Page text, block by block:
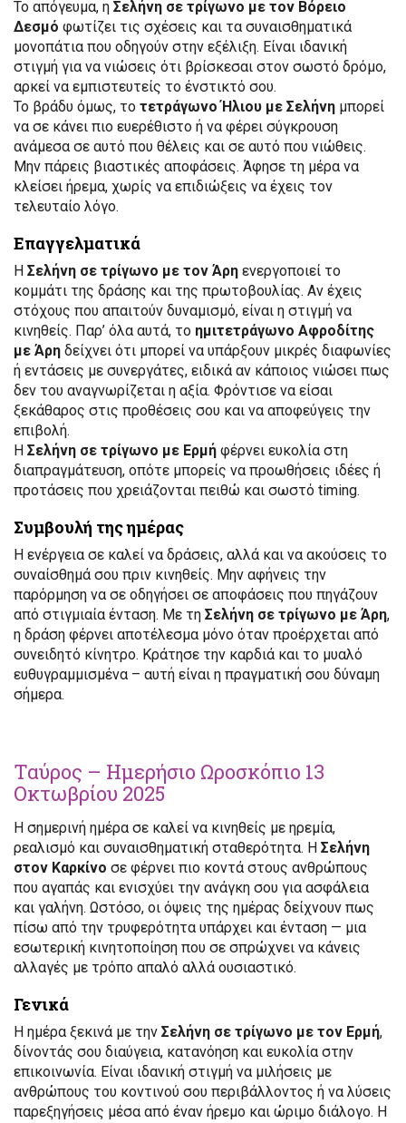
Το απόγευμα, η Σελήνη σε τρίγωνο με τον Βόρειο
Δεσμό φωτίζει τις σχέσεις και τα συναισθηματικά
μονοπάτια που οδηγούν στην εξέλιξη. Είναι ιδανική
στιγμή για να νιώσεις ότι βρίσκεσαι στον σωστό δρόμο,
αρκεί να εμπιστευτείς το ένστικτό σου.
Το βράδυ όμως, το τετράγωνο Ήλιου με Σελήνη μπορεί
να σε κάνει πιο ευερέθιστο ή να φέρει σύγκρουση
ανάμεσα σε αυτό που θέλεις και σε αυτό που νιώθεις.
Μην πάρεις βιαστικές αποφάσεις. Άφησε τη μέρα να
κλείσει ήρεμα, χωρίς να επιδιώξεις να έχεις τον
τελευταίο λόγο.
Επαγγελματικά
Η Σελήνη σε τρίγωνο με τον Άρη ενεργοποιεί το
κομμάτι της δράσης και της πρωτοβουλίας. Αν έχεις
στόχους που απαιτούν δυναμισμό, είναι η στιγμή να
κινηθείς. Παρ’ όλα αυτά, το ημιτετράγωνο Αφροδίτης
με Άρη δείχνει ότι μπορεί να υπάρξουν μικρές διαφωνίες
ή εντάσεις με συνεργάτες, ειδικά αν κάποιος νιώσει πως
δεν του αναγνωρίζεται η αξία. Φρόντισε να είσαι
ξεκάθαρος στις προθέσεις σου και να αποφεύγεις την
επιβολή.
Η Σελήνη σε τρίγωνο με Ερμή φέρνει ευκολία στη
διαπραγμάτευση, οπότε μπορείς να προωθήσεις ιδέες ή
προτάσεις που χρειάζονται πειθώ και σωστό timing.
Συμβουλή της ημέρας
Η ενέργεια σε καλεί να δράσεις, αλλά και να ακούσεις το
συναίσθημά σου πριν κινηθείς. Μην αφήνεις την
παρόρμηση να σε οδηγήσει σε αποφάσεις που πηγάζουν
από στιγμιαία ένταση. Με τη Σελήνη σε τρίγωνο με Άρη,
η δράση φέρνει αποτέλεσμα μόνο όταν προέρχεται από
συνειδητό κίνητρο. Κράτησε την καρδιά και το μυαλό
ευθυγραμμισμένα – αυτή είναι η πραγματική σου δύναμη
σήμερα.
Ταύρος – Ημερήσιο Ωροσκόπιο 13
Οκτωβρίου 2025
Η σημερινή ημέρα σε καλεί να κινηθείς με ηρεμία,
ρεαλισμό και συναισθηματική σταθερότητα. Η Σελήνη
στον Καρκίνο σε φέρνει πιο κοντά στους ανθρώπους
που αγαπάς και ενισχύει την ανάγκη σου για ασφάλεια
και γαλήνη. Ωστόσο, οι όψεις της ημέρας δείχνουν πως
πίσω από την τρυφερότητα υπάρχει και ένταση — μια
εσωτερική κινητοποίηση που σε σπρώχνει να κάνεις
αλλαγές με τρόπο απαλό αλλά ουσιαστικό.
Γενικά
Η ημέρα ξεκινά με την Σελήνη σε τρίγωνο με τον Ερμή,
δίνοντάς σου διαύγεια, κατανόηση και ευκολία στην
επικοινωνία. Είναι ιδανική στιγμή να μιλήσεις με
ανθρώπους του κοντινού σου περιβάλλοντος ή να λύσεις
παρεξηγήσεις μέσα από έναν ήρεμο και ώριμο διάλογο. Η